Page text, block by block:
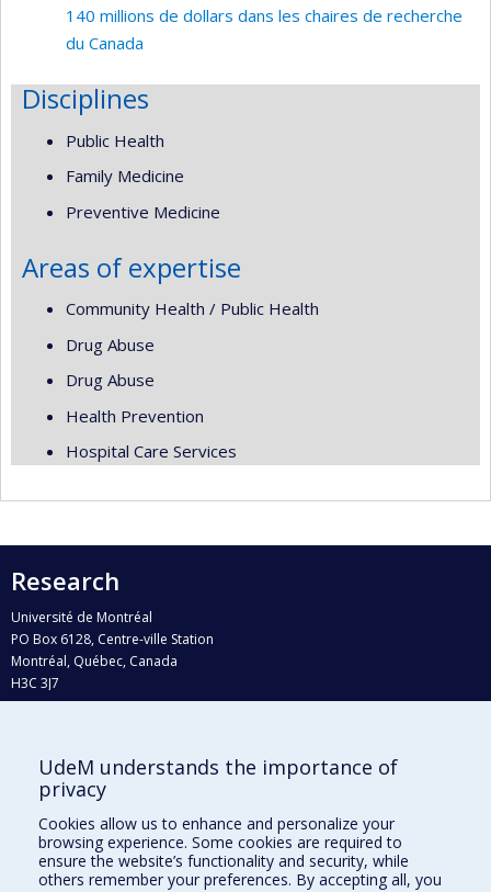
140 millions de dollars dans les chaires de recherche
du Canada
Disciplines
Public Health
Family Medicine
Preventive Medicine
Areas of expertise
Community Health / Public Health
Drug Abuse
Drug Abuse
Health Prevention
Hospital Care Services
Research
Université de Montréal
PO Box 6128, Centre-ville Station
Montréal, Québec, Canada
H3C 3J7
Who does what?
Find us
Site map
UdeM understands the importance of
privacy
Cookies allow us to enhance and personalize your
browsing experience. Some cookies are required to
ensure the website’s functionality and security, while
others remember your preferences. By accepting all, you